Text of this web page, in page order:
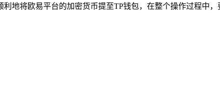
地将欧易平台的加密货币提至TP钱包，在整个操作过程中